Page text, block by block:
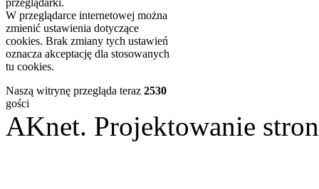
przeglądarki.
W przeglądarce internetowej można
zmienić ustawienia dotyczące
cookies. Brak zmiany tych ustawień
oznacza akceptację dla stosowanych
tu cookies.
Naszą witrynę przegląda teraz 2530
gości
AKnet. Projektowanie